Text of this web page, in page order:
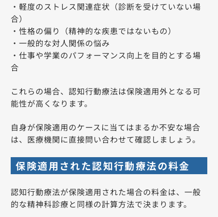
・軽度のストレス関連症状（診断を受けていない場
合）
・性格の偏り（精神的な疾患ではないもの）
・一般的な対人関係の悩み
・仕事や学業のパフォーマンス向上を目的とする場
合
これらの場合、認知行動療法は保険適用外となる可
能性が高くなります。
自身が保険適用のケースに当てはまるか不安な場合
は、医療機関に直接問い合わせて確認しましょう。
保険適用された認知行動療法の料金
認知行動療法が保険適用された場合の料金は、一般
的な精神科診療と同様の計算方法で決まります。